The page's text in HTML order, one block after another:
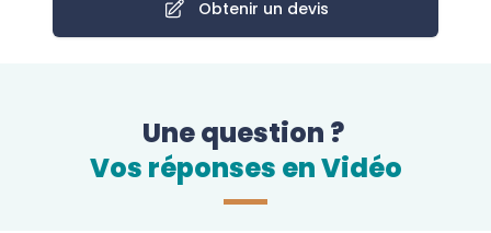
Obtenir un devis
Une question ?
Vos réponses en Vidéo